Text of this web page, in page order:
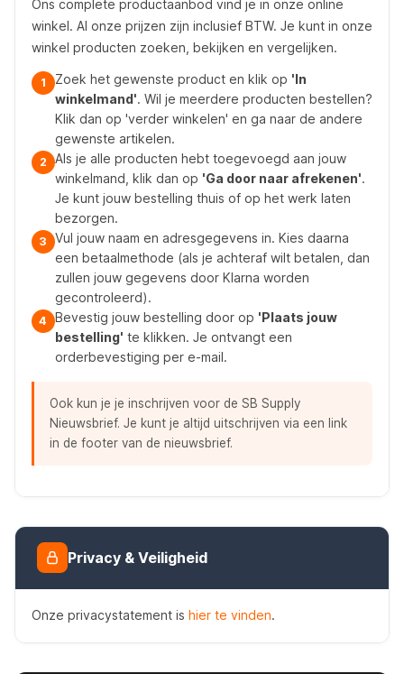
Ons complete productaanbod vind je in onze online
winkel. Al onze prijzen zijn inclusief BTW. Je kunt in onze
winkel producten zoeken, bekijken en vergelijken.
1 Zoek het gewenste product en klik op 'In
winkelmand'. Wil je meerdere producten bestellen?
Klik dan op 'verder winkelen' en ga naar de andere
gewenste artikelen.
2
Als je alle producten hebt toegevoegd aan jouw
winkelmand, klik dan op 'Ga door naar afrekenen'.
Je kunt jouw bestelling thuis of op het werk laten
bezorgen.
3
Vul jouw naam en adresgegevens in. Kies daarna
een betaalmethode (als je achteraf wilt betalen, dan
zullen jouw gegevens door Klarna worden
gecontroleerd).
4 Bevestig jouw bestelling door op 'Plaats jouw
bestelling' te klikken. Je ontvangt een
orderbevestiging per e-mail.
Ook kun je je inschrijven voor de SB Supply
Nieuwsbrief. Je kunt je altijd uitschrijven via een link
in de footer van de nieuwsbrief.
Privacy & Veiligheid
Onze privacystatement is hier te vinden.